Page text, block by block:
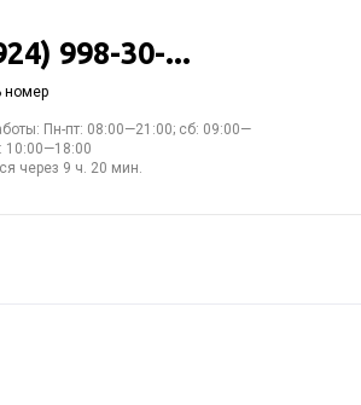
998-30-...
номер
Пн-пт: 08:00—21:00; сб: 09:00—
10:00—18:00
через 9 ч. 20 мин.